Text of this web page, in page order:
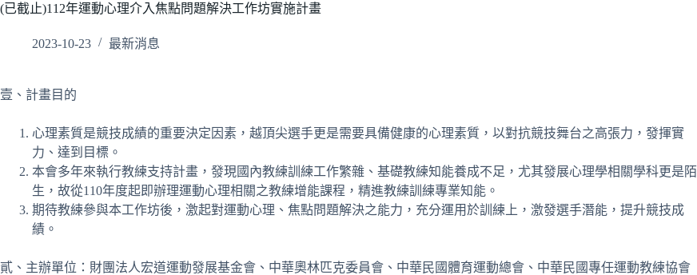
(已截止)112年運動心理介入焦點問題解決工作坊實施計畫
2023-10-23 最新消息
壹、計畫目的
心理素質是競技成績的重要決定因素，越頂尖選手更是需要具備健康的心理素質，以對抗競技舞台之高張力，發揮實
力、達到目標。
本會多年來執行教練支持計畫，發現國內教練訓練工作繁雜、基礎教練知能養成不足，尤其發展心理學相關學科更是陌
生，故從110年度起即辦理運動心理相關之教練增能課程，精進教練訓練專業知能。
期待教練參與本工作坊後，激起對運動心理、焦點問題解決之能力，充分運用於訓練上，激發選手潛能，提升競技成
績。
貳、主辦單位：財團法人宏道運動發展基金會、中華奧林匹克委員會、中華民國體育運動總會、中華民國專任運動教練協會